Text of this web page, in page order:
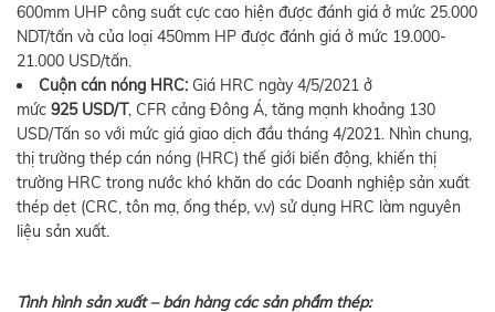
600mm UHP công suất cực cao hiện được đánh giá ở mức 25.000
NDT/tấn và của loại 450mm HP được đánh giá ở mức 19.000-
21.000 USD/tấn.
Cuộn cán nóng HRC: Giá HRC ngày 4/5/2021 ở
mức 925 USD/T, CFR cảng Đông Á, tăng mạnh khoảng 130
USD/Tấn so với mức giá giao dịch đầu tháng 4/2021. Nhìn chung,
thị trường thép cán nóng (HRC) thế giới biến động, khiến thị
trường HRC trong nước khó khăn do các Doanh nghiệp sản xuất
thép dẹt (CRC, tôn mạ, ống thép, v.v) sử dụng HRC làm nguyên
liệu sản xuất.
Tình hình sản xuất – bán hàng các sản phẩm thép: